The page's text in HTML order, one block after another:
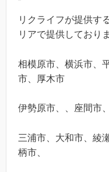
リクライフが提供す
リアで提供しており
相模原市、横浜市、
市、厚木市
伊勢原市、、座間市
三浦市、大和市、綾
柄市、